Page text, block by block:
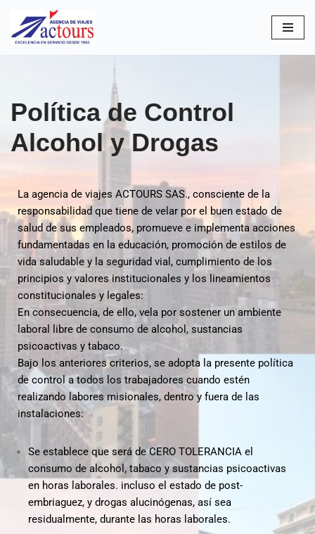
Saltar
Política de Control
Alcohol y Drogas
La agencia de viajes ACTOURS SAS., consciente de la
responsabilidad que tiene de velar por el buen estado de
salud de sus empleados, promueve e implementa acciones
fundamentadas en la educación, promoción de estilos de
vida saludable y la seguridad vial, cumplimiento de los
principios y valores institucionales y los lineamientos
constitucionales y legales:
En consecuencia, de ello, vela por sostener un ambiente
laboral libre de consumo de alcohol, sustancias
psicoactivas y tabaco.
Bajo los anteriores criterios, se adopta la presente política
de control a todos los trabajadores cuando estén
realizando labores misionales, dentro y fuera de las
instalaciones:
Se establece que será de CERO TOLERANCIA el
consumo de alcohol, tabaco y sustancias psicoactivas
en horas laborales. incluso el estado de post-
embriaguez, y drogas alucinógenas, así sea
residualmente, durante las horas laborales.